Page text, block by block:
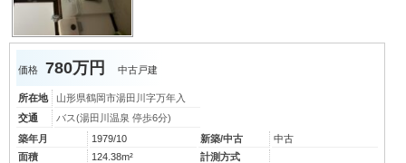
価格 780万円 中古戸建
所在地
山形県鶴岡市湯田川字万年入
交通
バス(湯田川温泉 停歩6分)
築年月
1979/10 新築/中古
中古
面積
124.38m²
計測方式